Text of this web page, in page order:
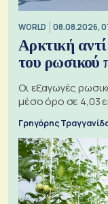
WORLD 08.08.2026,
Αρκτική
του ρωσικού
Οι εξαγωγές
μέσο όρο σε 4,03
Γρηγόρης